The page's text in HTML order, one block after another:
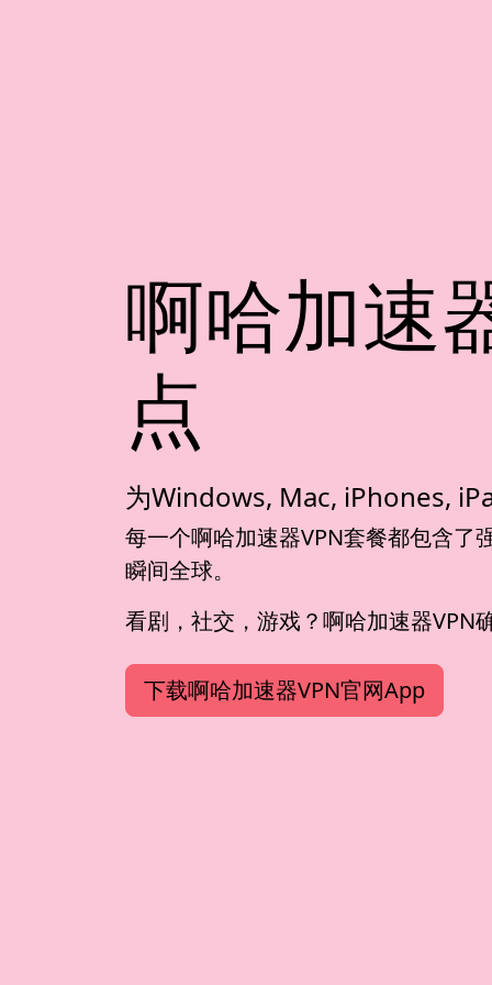
啊哈加速
点
为Windows, Mac, iPhones,
每一个啊哈加速器VPN套餐都包含了
瞬间全球。
看剧，社交，游戏？啊哈加速器VPN
下载啊哈加速器VPN官网App